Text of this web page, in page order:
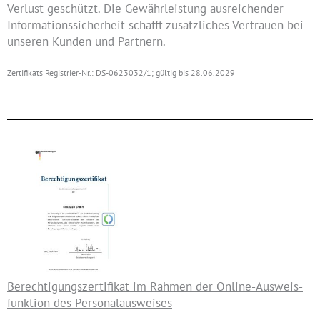
Verlust geschützt. Die Gewährleistung ausreichender
Informationssicherheit schafft zusätzliches Vertrauen bei
unseren Kunden und Partnern.
Zertifikats Registrier-Nr.: DS-0623032/1; gültig bis 28.06.2029
Berechtigungs­zertifikat im Rahmen der Online-Ausweis­
funktion des Personal­ausweises